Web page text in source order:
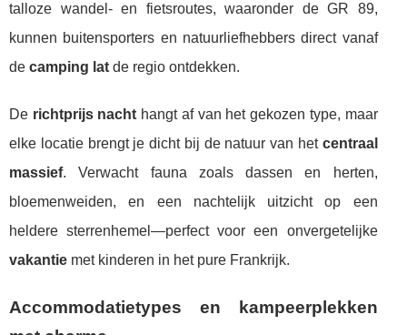
talloze wandel- en fietsroutes, waaronder de GR 89,
kunnen buitensporters en natuurliefhebbers direct vanaf
de camping lat de regio ontdekken.
De richtprijs nacht hangt af van het gekozen type, maar
elke locatie brengt je dicht bij de natuur van het centraal
massief. Verwacht fauna zoals dassen en herten,
bloemenweiden, en een nachtelijk uitzicht op een
heldere sterrenhemel—perfect voor een onvergetelijke
vakantie met kinderen in het pure Frankrijk.
Accommodatietypes en kampeerplekken